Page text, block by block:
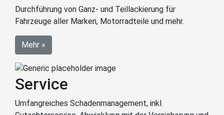
Durchführung von Ganz- und Teillackierung für
Fahrzeuge aller Marken, Motorradteile und mehr.
Mehr »
Service
Umfangreiches Schadenmanagement, inkl.